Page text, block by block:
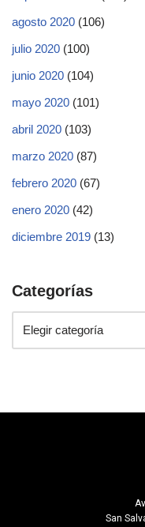
agosto 2020 (106)
julio 2020 (100)
junio 2020 (104)
mayo 2020 (101)
abril 2020 (103)
marzo 2020 (87)
febrero 2020 (67)
enero 2020 (42)
diciembre 2019 (13)
Categorías
San